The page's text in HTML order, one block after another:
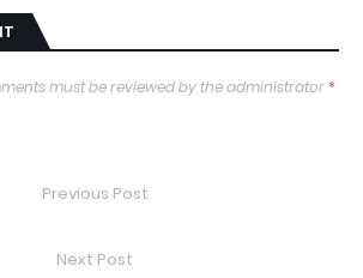
must be reviewed by the administrator*
Previous Post
Next Post